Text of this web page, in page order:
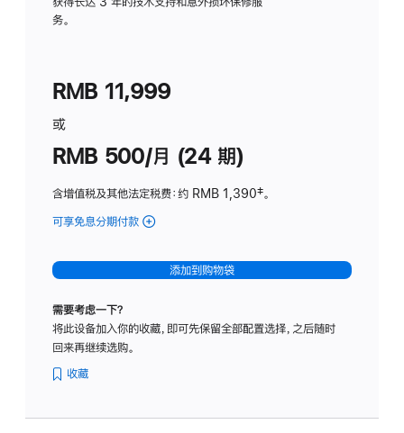
务。
RMB 11,999
或
RMB 500/月 (24 期)
含增值税及其他法定税费：约 RMB 1,390脚
‡。
可享免息分期付款 (Studio
-
标
璃
添加到购物袋
需要考虑一下？
将此设备加入你的收藏，即可先保留全部配置选择，之后随时
回来再继续选购。
收藏